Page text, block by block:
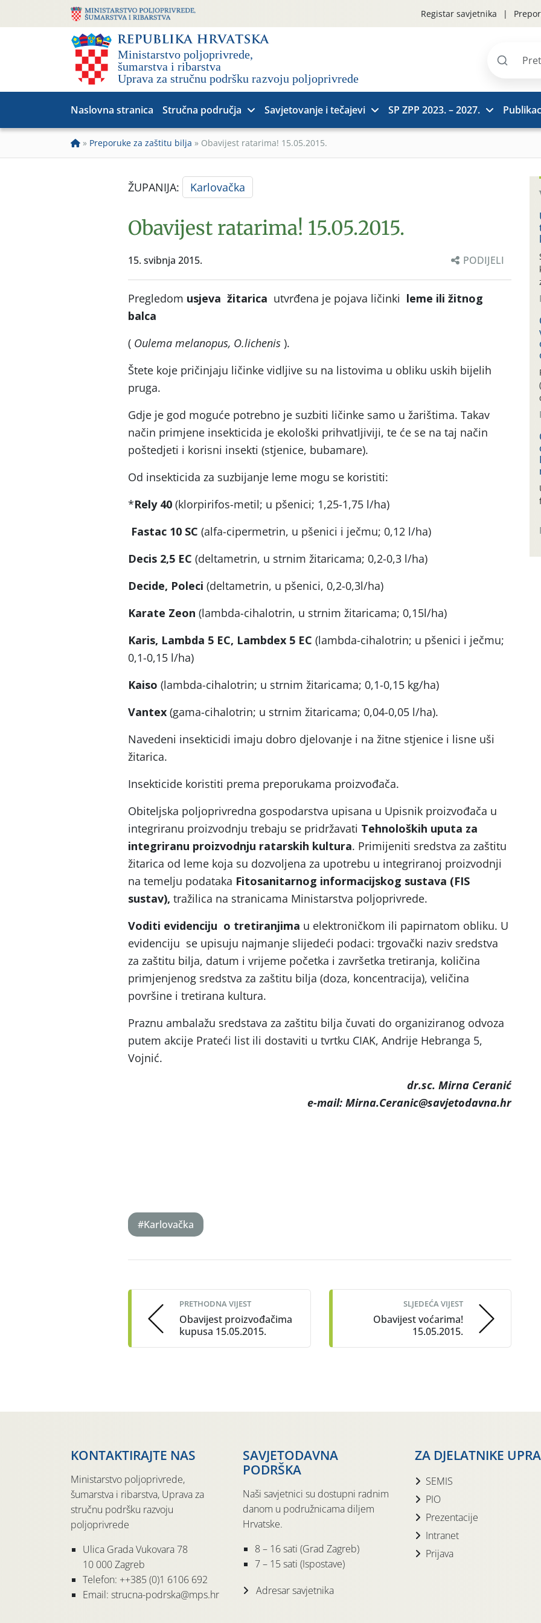
Registar savjetnika
Pretraži
Naslovna stranica Stručna područja Savjetovanje i tečajevi SP ZPP 2023. – 2027.
» Preporuke za zaštitu bilja » Obavijest ratarima! 15.05.2015.
ŽUPANIJA: Karlovačka
Obavijest ratarima! 15.05.2015.
15. svibnja 2015. PODIJELI
Pregledom usjeva žitarica utvrđena je pojava ličinki leme ili žitnog
balca
( Oulema melanopus, O.lichenis ).
Štete koje pričinjaju ličinke vidljive su na listovima u obliku uskih bijelih
pruga.
Gdje je god moguće potrebno je suzbiti ličinke samo u žarištima. Takav
način primjene insekticida je ekološki prihvatljiviji, te će se na taj način
poštedjeti i korisni insekti (stjenice, bubamare).
Od insekticida za suzbijanje leme mogu se koristiti:
*Rely40 (klorpirifos-metil; u pšenici; 1,25-1,75 l/ha)
Fastac 10 SC (alfa-cipermetrin, u pšenici i ječmu; 0,12 l/ha)
Decis 2,5 EC (deltametrin, u strnim žitaricama; 0,2-0,3 l/ha)
Decide, Poleci (deltametrin, u pšenici, 0,2-0,3l/ha)
Karate Zeon (lambda-cihalotrin, u strnim žitaricama; 0,15l/ha)
Karis, Lambda 5 EC, Lambdex 5 EC (lambda-cihalotrin; u pšenici i ječmu;
0,1-0,15 l/ha)
Kaiso (lambda-cihalotrin; u strnim žitaricama; 0,1-0,15 kg/ha)
Vantex (gama-cihalotrin; u strnim žitaricama; 0,04-0,05 l/ha).
Navedeni insekticidi imaju dobro djelovanje i na žitne stjenice i lisne uši
žitarica.
Insekticide koristiti prema preporukama proizvođača.
Obiteljska poljoprivredna gospodarstva upisana u Upisnik proizvođača u
integriranu proizvodnju trebaju se pridržavati Tehnoloških uputa za
integriranu proizvodnju ratarskih kultura. Primijeniti sredstva za zaštitu
žitarica od leme koja su dozvoljena za upotrebu u integriranoj proizvodnji
na temelju podataka Fitosanitarnog informacijskog sustava (FIS
sustav), tražilica na stranicama Ministarstva poljoprivrede.
Voditi evidenciju o tretiranjima u elektroničkom ili papirnatom obliku. U
evidenciju se upisuju najmanje slijedeći podaci: trgovački naziv sredstva
za zaštitu bilja, datum i vrijeme početka i završetka tretiranja, količina
primjenjenog sredstva za zaštitu bilja (doza, koncentracija), veličina
površine i tretirana kultura.
Praznu ambalažu sredstava za zaštitu bilja čuvati do organiziranog odvoza
putem akcije Prateći list ili dostaviti u tvrtku CIAK, Andrije Hebranga 5,
Vojnić.
dr.sc. Mirna Ceranić
e-mail: Mirna.Ceranic@savjetodavna.hr
#Karlovačka
navigation
PRETHODNA VIJEST
Obavijest proizvođačima
kupusa 15.05.2015.
SLJEDEĆA VIJEST
Obavijest voćarima!
15.05.2015.
KONTAKTIRAJTE NAS
Ministarstvo poljoprivrede,
šumarstva i ribarstva, Uprava za
stručnu podršku razvoju
poljoprivrede
Ulica Grada Vukovara 78
10 000 Zagreb
Telefon: ++385 (0)1 6106 692
Email: strucna-podrska@mps.hr
SAVJETODAVNA
PODRŠKA
Naši savjetnici su dostupni radnim
danom u podružnicama diljem
Hrvatske.
8 – 16 sati (Grad Zagreb)
7 – 15 sati (Ispostave)
Adresar savjetnika
ZA DJELATNIKE
SEMIS
PIO
Prezentacije
Intranet
Prijava